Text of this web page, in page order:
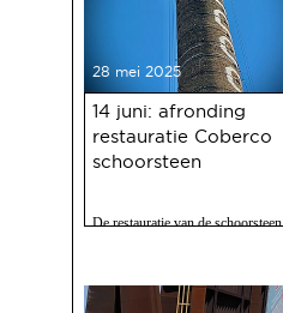
28 mei 2025
14 juni: afronding
restauratie Coberco
schoorsteen
De restauratie van de schoorsteen